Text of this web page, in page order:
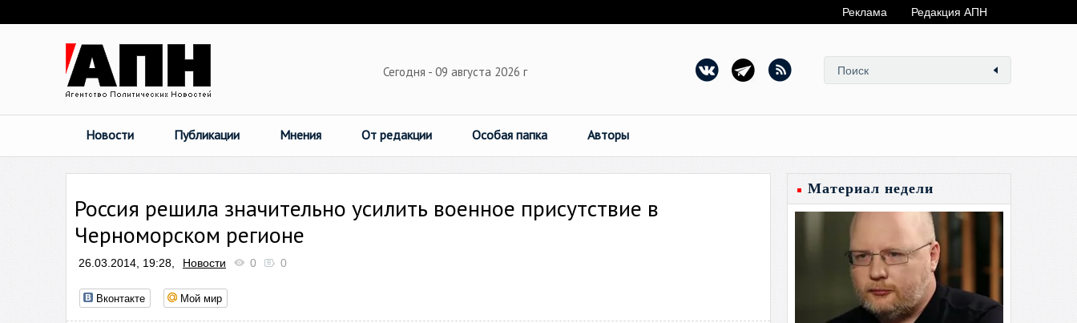
Реклама Редакция АПН
Сегодня - 09 августа 2026 г
Новости Публикации Мнения От редакции Особая папка Авторы
Россия решила значительно усилить военное присутствие в
Черноморском регионе
26.03.2014, 19:28, Новости 0 0
Вконтакте Мой мир
Материал недели